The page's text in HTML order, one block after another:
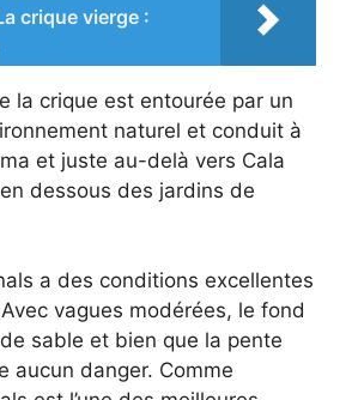
crique vierge :
la crique est entourée par un
naturel et conduit à
et juste au-delà vers Cala
dessous des jardins de
a des conditions excellentes
vagues modérées, le fond
sable et bien que la pente
aucun danger. Comme